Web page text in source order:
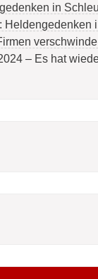
in
Heldengedenken
– Es hat